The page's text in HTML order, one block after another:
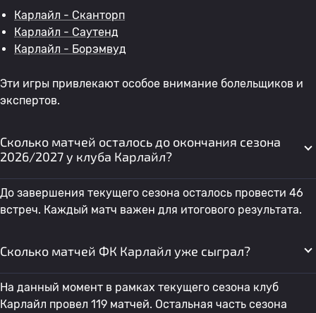
Карлайл - Сканторп
Карлайл - Саутенд
Карлайл - Борэмвуд
Эти игры привлекают особое внимание болельщиков и
экспертов.
Сколько матчей осталось до окончания сезона
2026/2027 у клуба Карлайл?
До завершения текущего сезона осталось провести 46
встреч. Каждый матч важен для итогового результата.
Сколько матчей ФК Карлайл уже сыграл?
На данный момент в рамках текущего сезона клуб
Карлайл провел 119 матчей. Остальная часть сезона